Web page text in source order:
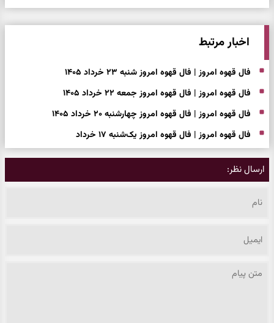
اخبار مرتبط
فال قهوه امروز | فال قهوه امروز شنبه ۲۳ خرداد ۱۴۰۵
فال قهوه امروز | فال قهوه امروز جمعه ۲۲ خرداد ۱۴۰۵
فال قهوه امروز | فال قهوه امروز چهارشنبه ۲۰ خرداد ۱۴۰۵
فال قهوه امروز | فال قهوه امروز یک‌شنبه ۱۷ خرداد
ارسال نظر: